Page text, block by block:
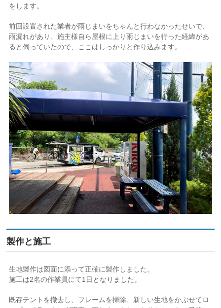
をします。
前回設置された業者が雨じまいをちゃんと行わなかったせいで、
雨漏れがあり、施主様自ら屋根に上り雨じまいを行った経緯があ
ると伺っていたので、ここはしっかりと作り込みます。
製作と施工
生地製作は図面に添って正確に製作しました。
施工は2名の作業員にて1日となりました。
既存テントを撤去し、フレームを掃除、新しい生地をかぶせてロ